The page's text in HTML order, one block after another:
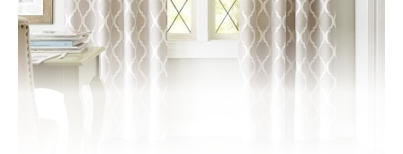
Sentuhan Midas penuh kemewahan dan elegant
untuk kediaman anda.
Rahsia dari IMPIANA, download sekarang di